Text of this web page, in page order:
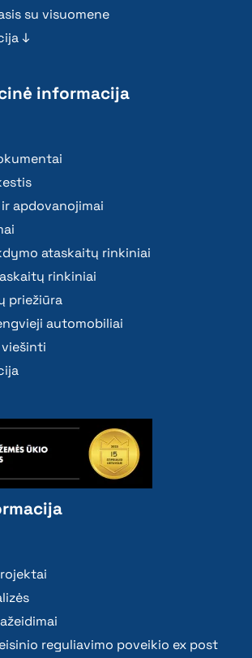
su visuomene
↓
informacija
apdovanojimai
ataskaitų rinkiniai
rinkiniai
priežiūra
automobiliai
reguliavimo poveikio ex post